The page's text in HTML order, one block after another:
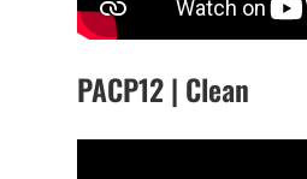
PACP12 | Clean